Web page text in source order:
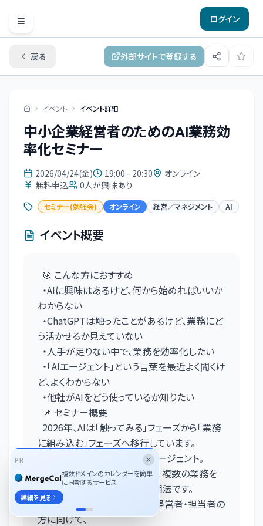
Open menu
ログイン
戻る 外部サイトで登録する
イベント イベント詳細
中小企業経営者のためのAI業務効
率化セミナー
2026/04/24(金) 19:00 - 20:30
オンライン
無料申込
0人が興味あり
セミナー(勉強会) オンライン 経営／マネジメント AI
イベント概要
🎯 こんな方におすすめ
・AIに興味はあるけど、何から始めればいいか
わからない
・ChatGPTは触ったことがあるけど、業務にど
う活かせるか見えていない
・人手が足りない中で、業務を効率化したい
・「AIエージェント」という言葉を最近よく聞くけ
ど、よくわからない
・他社がAIをどう使っているか知りたい
📌 セミナー概要
2026年、AIは「触ってみる」フェーズから「業務
に組み込む」フェーズへ移行しています。
特に注目されているのがAIエージェント。
単なるチャットボットではなく、複数の業務を
自律的にこなすAIの新しい活用法です。
本セミナーでは、中小企業の経営者・担当者の
方に向けて、
PR
複数ドメインのカレンダーを簡単
に同期するサービス
詳細を見る